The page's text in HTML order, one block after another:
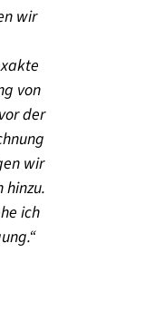
wir
von
der
wir
hinzu.
ich